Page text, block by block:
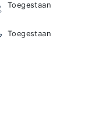
Toegestaan
Toegestaan